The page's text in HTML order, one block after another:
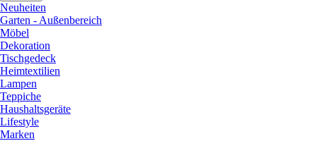
Neuheiten
Garten - Außenbereich
Möbel
Dekoration
Tischgedeck
Heimtextilien
Lampen
Teppiche
Haushaltsgeräte
Lifestyle
Marken